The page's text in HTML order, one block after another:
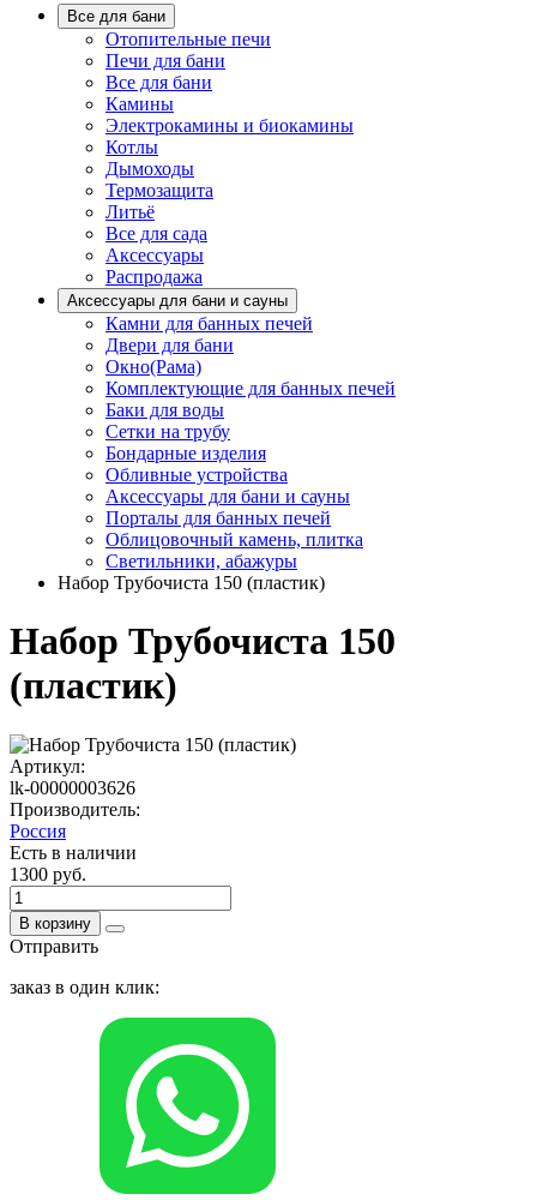
Все для бани
Отопительные печи
Печи для бани
Все для бани
Камины
Электрокамины и биокамины
Котлы
Дымоходы
Термозащита
Литьё
Все для сада
Аксессуары
Распродажа
Аксессуары для бани и сауны
Камни для банных печей
Двери для бани
Окно(Рама)
Комплектующие для банных печей
Баки для воды
Сетки на трубу
Бондарные изделия
Обливные устройства
Аксессуары для бани и сауны
Порталы для банных печей
Облицовочный камень, плитка
Светильники, абажуры
Набор Трубочиста 150 (пластик)
Набор Трубочиста 150
(пластик)
Артикул:
lk-00000003626
Производитель:
Россия
Есть в наличии
1300 руб.
В корзину
Отправить
заказ в один клик: